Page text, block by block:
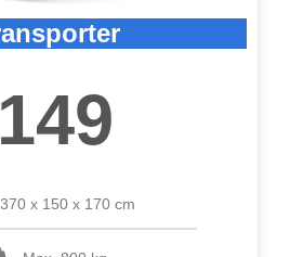
149
370 x 150 x 170 cm